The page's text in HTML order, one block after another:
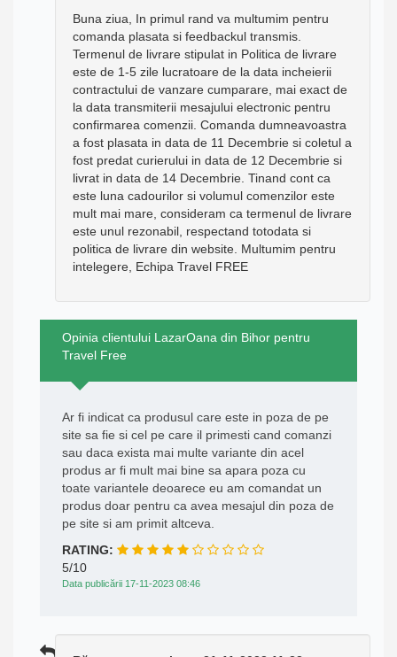
Buna ziua, In primul rand va multumim pentru
comanda plasata si feedbackul transmis.
Termenul de livrare stipulat in Politica de livrare
este de 1-5 zile lucratoare de la data incheierii
contractului de vanzare cumparare, mai exact de
la data transmiterii mesajului electronic pentru
confirmarea comenzii. Comanda dumneavoastra
a fost plasata in data de 11 Decembrie si coletul a
fost predat curierului in data de 12 Decembrie si
livrat in data de 14 Decembrie. Tinand cont ca
este luna cadourilor si volumul comenzilor este
mult mai mare, consideram ca termenul de livrare
este unul rezonabil, respectand totodata si
politica de livrare din website. Multumim pentru
intelegere, Echipa Travel FREE
Opinia clientului LazarOana din Bihor pentru
Travel Free
Ar fi indicat ca produsul care este in poza de pe
site sa fie si cel pe care il primesti cand comanzi
sau daca exista mai multe variante din acel
produs ar fi mult mai bine sa apara poza cu
toate variantele deoarece eu am comandat un
produs doar pentru ca avea mesajul din poza de
pe site si am primit altceva.
RATING:
5/10
Data publicării 17-11-2023 08:46